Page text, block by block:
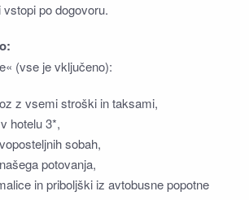
po dogovoru.
(vse je vključeno):
z vsemi stroški in taksami,
hotelu 3*,
sobah,
potovanja,
in priboljški iz avtobusne popotne